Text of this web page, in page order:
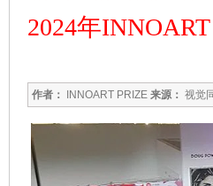
2024年
作者： INNOART PRIZE 来源： 视觉